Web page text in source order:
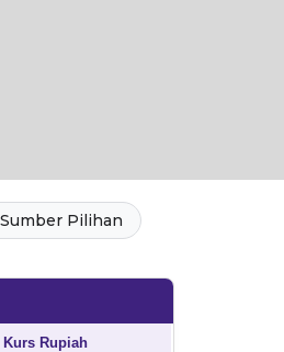
Pilihan
Kurs Rupiah